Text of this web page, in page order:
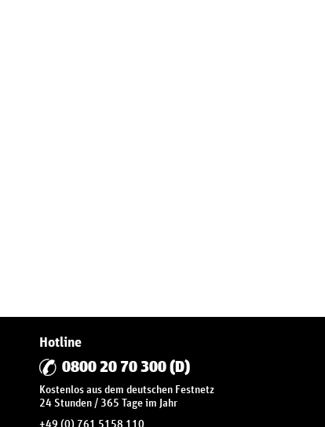
Hotline
0800 20 70 300 (D)
Kostenlos aus dem deutschen Festnetz
24 Stunden / 365 Tage im Jahr
+49 (0) 761 5158 110